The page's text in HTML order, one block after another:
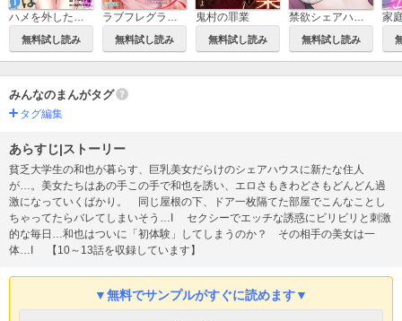
ハメを外した彼女は
無料試し読み
ラブフレグランス
無料試し読み
鬼村の罪業
無料試し読み
禁欲シェアハウス
無料試し読み
家
みんなのまんがタグ
タグ編集
あらすじ|ストーリー
貧乏大学生の和也が暮らす、巨乳美女だらけのシェアハウスに新たな住人
が…。美女たちはあの手この手で和也を誘い、エロさもきわどさもどんどん過
激になっていくばかり。 同じ屋根の下、ドア一枚隔てた部屋でこんなことし
ちゃってたらバレてしまいそう…I セクシーでエッチな誘惑にビリビリと刺激
的な毎日…和也はついに「初体験」してしまうのか？ その相手の美女は一
体…I 【10～13話を収録しています】
▼無料でサンプルがすぐに読めます▼